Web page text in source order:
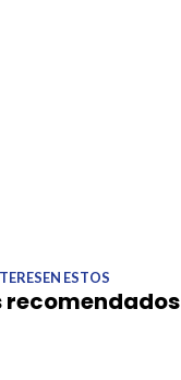
ESTOS
recomendados